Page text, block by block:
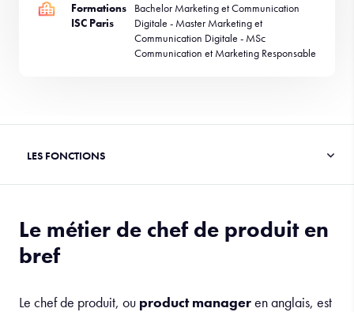
Formations
ISC Paris
Bachelor Marketing et Communication
Digitale - Master Marketing et
Communication Digitale - MSc
Communication et Marketing Responsable
Le métier de chef de produit en
bref
Le chef de produit, ou product manageren anglais, est